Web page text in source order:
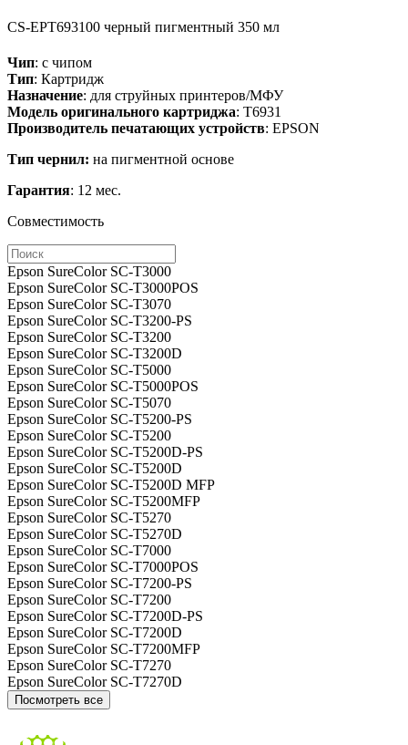
CS-EPT693100 черный пигментный 350 мл
Чип: с чипом
Тип: Картридж
Назначение: для струйных принтеров/МФУ
Модель оригинального картриджа: T6931
Производитель печатающих устройств: EPSON
Тип чернил: на пигментной основе
Гарантия: 12 мес.
Совместимость
Epson SureColor SC-T3000
Epson SureColor SC-T3000POS
Epson SureColor SC-T3070
Epson SureColor SC-T3200-PS
Epson SureColor SC-T3200
Epson SureColor SC-T3200D
Epson SureColor SC-T5000
Epson SureColor SC-T5000POS
Epson SureColor SC-T5070
Epson SureColor SC-T5200-PS
Epson SureColor SC-T5200
Epson SureColor SC-T5200D-PS
Epson SureColor SC-T5200D
Epson SureColor SC-T5200D MFP
Epson SureColor SC-T5200MFP
Epson SureColor SC-T5270
Epson SureColor SC-T5270D
Epson SureColor SC-T7000
Epson SureColor SC-T7000POS
Epson SureColor SC-T7200-PS
Epson SureColor SC-T7200
Epson SureColor SC-T7200D-PS
Epson SureColor SC-T7200D
Epson SureColor SC-T7200MFP
Epson SureColor SC-T7270
Epson SureColor SC-T7270D
Посмотреть все